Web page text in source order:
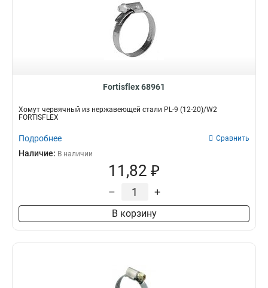
Fortisflex 68961
Хомут червячный из нержавеющей стали PL-9 (12-20)/W2
FORTISFLEX
Подробнее Сравнить
Наличие: В наличии
11,82 ₽
– +
В корзину